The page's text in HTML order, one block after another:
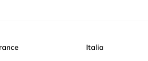
Italia